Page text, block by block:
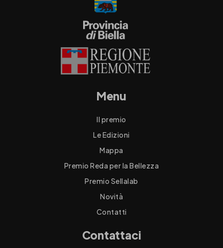
Menu
Il premio
Le Edizioni
Mappa
Premio Reda per la Bellezza
Premio Sellalab
Novità
Contatti
Contattaci